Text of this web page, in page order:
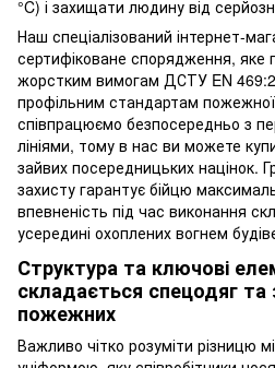
°C) і захищати людину від
Наш спеціалізований інтернет-
сертифіковане спорядження, яке
жорстким вимогам ДСТУ EN
профільним стандартам
співпрацюємо безпосередньо з
лініями, тому в нас ви можете
зайвих посередницьких націнок.
захисту гарантує бійцю
впевненість під час виконання
усередині охоплених вогнем
Структура та ключові
складається спецодяг та
пожежних
Важливо чітко розуміти різницю